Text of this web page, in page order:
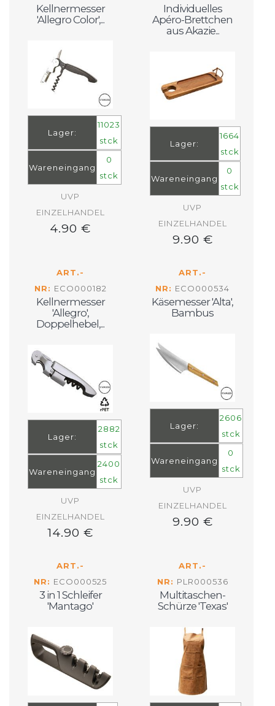
Kellnermesser
'Allegro Color',...
Lager:
11023
stck
Wareneingang
0
stck
UVP
EINZELHANDEL
4.90 €
Individuelles
Apéro-Brettchen
aus Akazie...
Lager:
1664
stck
Wareneingang
0
stck
UVP
EINZELHANDEL
9.90 €
ART.-
NR: ECO000182
Kellnermesser
'Allegro',
Doppelhebel,...
Lager:
2882
stck
Wareneingang
2400
stck
UVP
EINZELHANDEL
14.90 €
ART.-
NR: ECO000534
Käsemesser 'Alta',
Bambus
Lager:
2606
stck
Wareneingang
0
stck
UVP
EINZELHANDEL
9.90 €
ART.-
NR: ECO000525
3 in 1 Schleifer
'Mantago'
ART.-
NR: PLR000536
Multitaschen-
Schürze 'Texas'